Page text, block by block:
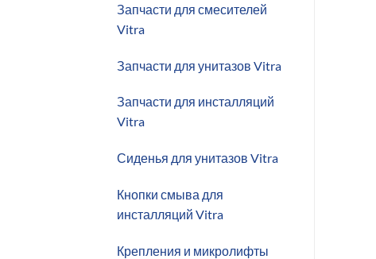
Запчасти для смесителей
Vitra
Запчасти для унитазов Vitra
Запчасти для инсталляций
Vitra
Сиденья для унитазов Vitra
Кнопки смыва для
инсталляций Vitra
Крепления и микролифты